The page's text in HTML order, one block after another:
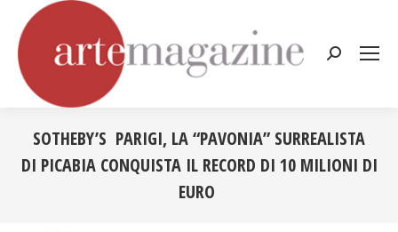
Cerca:
SOTHEBY’S PARIGI, LA “PAVONIA” SURREALISTA
DI PICABIA CONQUISTA IL RECORD DI 10 MILIONI DI
EURO